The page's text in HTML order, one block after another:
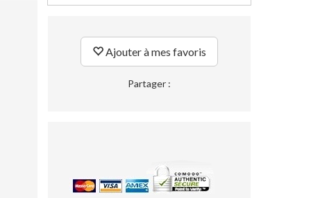
Ajouter à mes favoris
Partager :